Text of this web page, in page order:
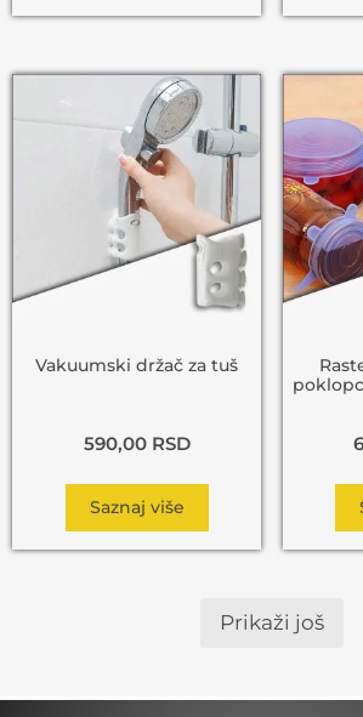
Vakuumski držač za tuš
590,00 RSD
Saznaj više
Prikaži još